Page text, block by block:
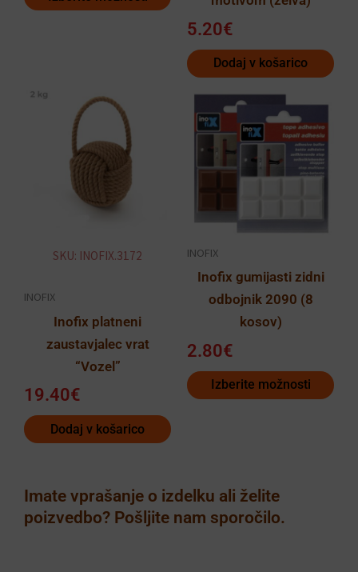
5.20€
Dodaj v košarico
SKU: INOFIX.3172
INOFIX
Inofix platneni
zaustavjalec vrat
“Vozel”
19.40€
Dodaj v košarico
INOFIX
Inofix gumijasti zidni
odbojnik 2090 (8
kosov)
2.80€
Izberite možnosti
izdelek
ima
več
Možnosti
izberete
na
strani
Imate vprašanje o izdelku ali želite
poizvedbo? Pošljite nam sporočilo.